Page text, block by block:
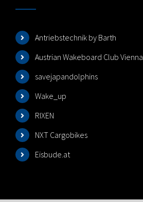
Antriebstechnik by Barth
Austrian Wakeboard Club Vienna
savejapandolphins
Wake_up
RIXEN
NXT Cargobikes
Eisbude.at